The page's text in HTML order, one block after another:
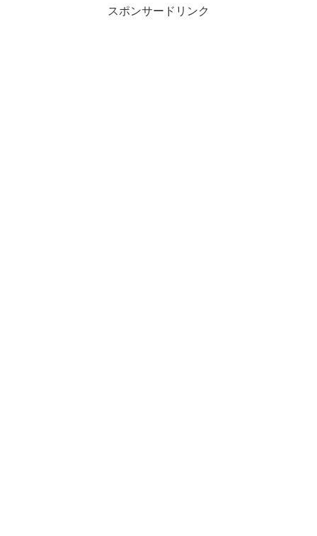
スポンサードリンク